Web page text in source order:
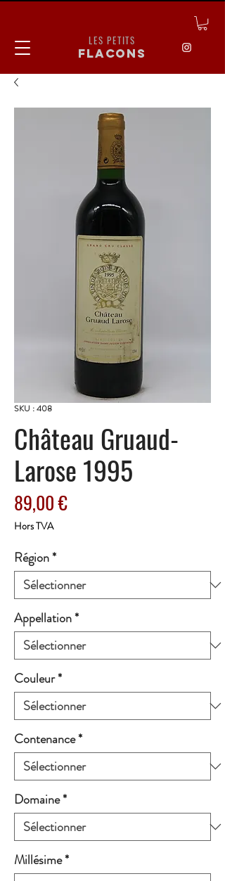
LES PETITS
flacons
SKU : 408
Château Gruaud-
Larose 1995
89,00 €Prix
Hors TVA
Région*
Appellation*
Couleur*
Contenance*
Domaine*
Millésime*